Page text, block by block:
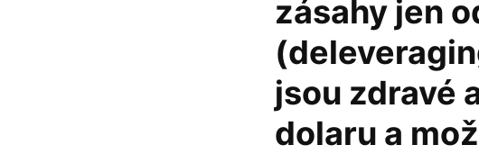
zásahy jen
jsou zdravé
dolaru a